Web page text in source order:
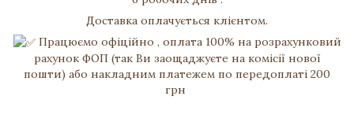
Доставка оплачується клієнтом.
Працюємо офіційно , оплата 100% на розрахунковий
рахунок ФОП (так Ви заощаджуєте на комісії нової
пошти) або накладним платежем по передоплаті 200
грн